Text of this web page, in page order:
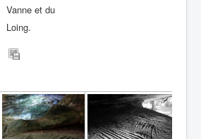
Vanne et du
Loing.